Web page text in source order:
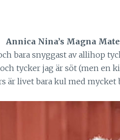
Annica Nina’s Magna
bara snyggast av allihop
tycker jag är söt (men en
är livet bara kul med mycket